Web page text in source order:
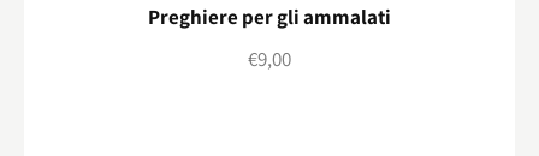
Preghiere per gli ammalati
€9,00